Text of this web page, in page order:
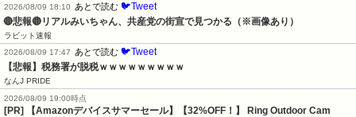
2026/08/09 18:10 あとで読む 🐦Tweet
🔴悲報🔴リアルみいちゃん、共産党の街宣で見つかる（※画像あり）
ラビット速報
2026/08/09 17:47 あとで読む 🐦Tweet
【悲報】税務署が脱税ｗｗｗｗｗｗｗｗｗ
なんJ PRIDE
2026/08/09 19:00時点
[PR] 【Amazonデバイスサマーセール】【32%OFF！】 Ring Outdoor Cam